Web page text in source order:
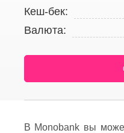
Кеш-бек:
Валюта:
В Monobank вы